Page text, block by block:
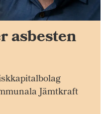
asbesten
Jämtkraft